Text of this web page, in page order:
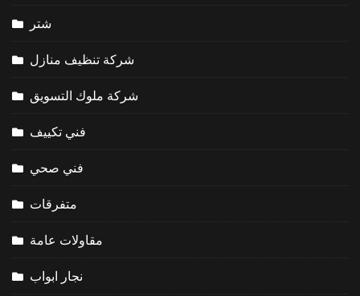
شتر
شركة تنظيف منازل
شركة ملوك التسويق
فني تكييف
فني صحي
متفرقات
مقاولات عامة
نجار ابواب